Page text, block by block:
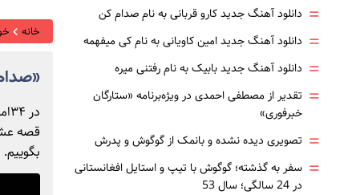
خانه
قصه
بگوییم.
= دانلود آهنگ جدید کارو قربانی به نام صدام کن
= دانلود آهنگ جدید امین کاویانی به نام کی میفهمه
= دانلود آهنگ جدید بابیک به نام رفتنی میره
= تقدیر از مصطفی احمدی در ویژه‌برنامه «ستارگان
خبرفوری»
= تصویری دیده نشده و بانمک از گوگوش و پدرش
= سفر به گذشته؛ گوگوش با تیپ و استایل افغانستانی
در 24 سالگی؛ سال 53